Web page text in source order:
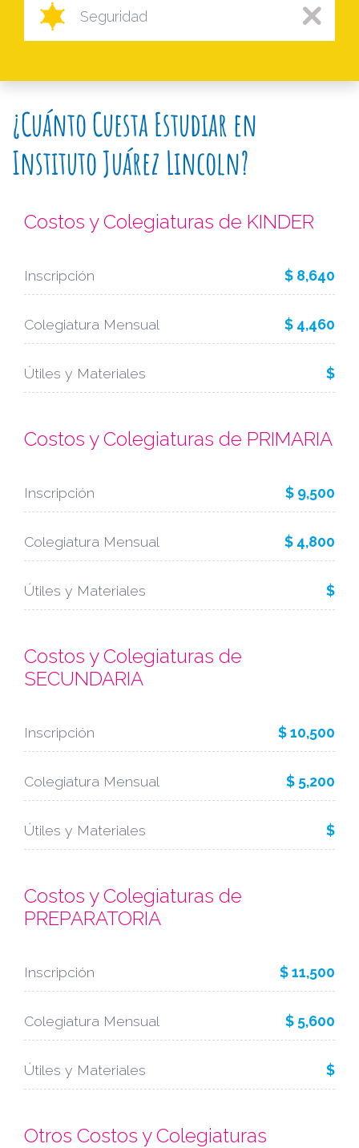
Seguridad
¿Cuánto Cuesta Estudiar en
Instituto Juárez Lincoln?
Costos y Colegiaturas de KINDER
Inscripción $ 8,640
Colegiatura Mensual $ 4,460
Útiles y Materiales $
Costos y Colegiaturas de PRIMARIA
Inscripción $ 9,500
Colegiatura Mensual $ 4,800
Útiles y Materiales $
Costos y Colegiaturas de
SECUNDARIA
Inscripción $ 10,500
Colegiatura Mensual $ 5,200
Útiles y Materiales $
Costos y Colegiaturas de
PREPARATORIA
Inscripción $ 11,500
Colegiatura Mensual $ 5,600
Útiles y Materiales $
Otros Costos y Colegiaturas